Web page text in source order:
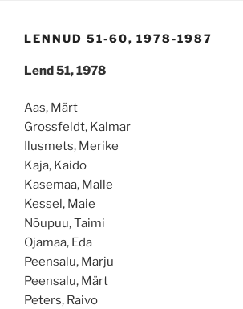
LENNUD 51-60, 1978-1987
Lend 51, 1978
Aas, Märt
Grossfeldt, Kalmar
Ilusmets, Merike
Kaja, Kaido
Kasemaa, Malle
Kessel, Maie
Nõupuu, Taimi
Ojamaa, Eda
Peensalu, Marju
Peensalu, Märt
Peters, Raivo